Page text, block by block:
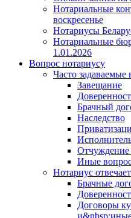
Нотариальные
воскресенье
Нотариусы
Нотариальные
1.01.2026
Вопрос нотариусу
Часто задаваемые
Завещание
Брачный
Наследство
Иные
Нотариус отвечает
Брачные
Договоры